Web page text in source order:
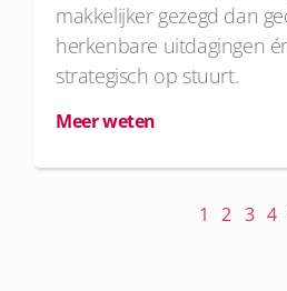
makkelijker gezegd dan
herkenbare uitdagingen
strategisch op stuurt.
Meer weten
1 2 3 4